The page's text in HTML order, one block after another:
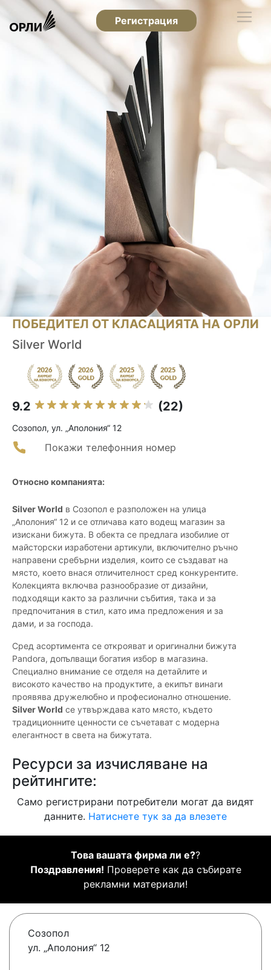
Регистрация
ПОБЕДИТЕЛ ОТ КЛАСАЦИЯТА НА ОРЛИ
Silver World
9.2 (22)
Созопол, ул. „Аполония“ 12
Покажи телефонния номер
Относно компанията:
Silver World в Созопол е разположен на улица
„Аполония“ 12 и се отличава като водещ магазин за
изискани бижута. В обекта се предлага изобилие от
майсторски изработени артикули, включително ръчно
направени сребърни изделия, които се създават на
място, което внася отличителност сред конкурентите.
Колекцията включва разнообразие от дизайни,
подходящи както за различни събития, така и за
предпочитания в стил, като има предложения и за
дами, и за господа.
Сред асортимента се открояват и оригинални бижута
Pandora, допълващи богатия избор в магазина.
Специално внимание се отделя на детайлите и
високото качество на продуктите, а екипът винаги
проявява дружелюбно и професионално отношение.
Silver World се утвърждава като място, където
традиционните ценности се съчетават с модерна
елегантност в света на бижутата.
Ресурси за изчисляване на
рейтингите:
Само регистрирани потребители могат да видят
данните. Натиснете тук за да влезете
Това вашата фирма ли е??
Поздравления! Проверете как да събирате
рекламни материали!
Созопол
ул. „Аполония“ 12